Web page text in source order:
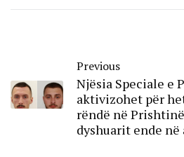
Previous
Njësia Speciale e
aktivizohet për
rëndë në
dyshuarit ende në